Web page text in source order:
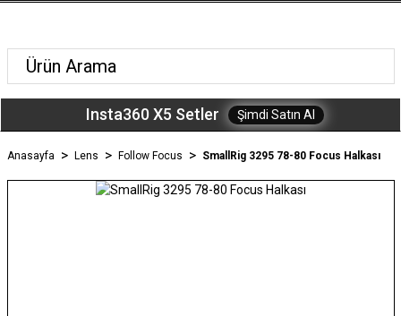
Insta360 X5 Setler Şimdi Satın Al
Anasayfa Lens Follow Focus SmallRig 3295 78-80 Focus Halkası